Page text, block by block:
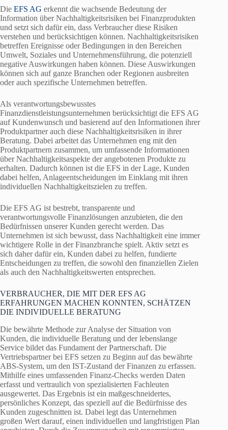
Die EFS AG erkennt die wachsende Bedeutung der
Information über Nachhaltigkeitsrisiken bei Finanzprodukten
und setzt sich dafür ein, dass Verbraucher diese Risiken
verstehen und berücksichtigen können. Nachhaltigkeitsrisiken
betreffen Ereignisse oder Bedingungen in den Bereichen
Umwelt, Soziales und Unternehmensführung, die potenziell
negative Auswirkungen haben können. Diese Auswirkungen
können sich auf ganze Branchen oder Regionen ausbreiten
oder auch spezifische Unternehmen betreffen.
Als verantwortungsbewusstes
Finanzdienstleistungsunternehmen berücksichtigt die EFS AG
auf Kundenwunsch und basierend auf den Informationen ihrer
Produktpartner auch diese Nachhaltigkeitsrisiken in ihrer
Beratung. Dabei arbeitet das Unternehmen eng mit den
Produktpartnern zusammen, um umfassende Informationen
über Nachhaltigkeitsaspekte der angebotenen Produkte zu
erhalten. Dadurch können ist die EFS in der Lage, Kunden
dabei helfen, Anlageentscheidungen im Einklang mit ihren
individuellen Nachhaltigkeitszielen zu treffen.
Die EFS AG ist bestrebt, transparente und
verantwortungsvolle Finanzlösungen anzubieten, die den
Bedürfnissen unserer Kunden gerecht werden. Das
Unternehmen ist sich bewusst, dass Nachhaltigkeit eine immer
wichtigere Rolle in der Finanzbranche spielt. Aktiv setzt es
sich daher dafür ein, Kunden dabei zu helfen, fundierte
Entscheidungen zu treffen, die sowohl den finanziellen Zielen
als auch den Nachhaltigkeitswerten entsprechen.
VERBRAUCHER, DIE MIT DER EFS AG
ERFAHRUNGEN MACHEN KONNTEN, SCHÄTZEN
DIE INDIVIDUELLE BERATUNG
Die bewährte Methode zur Analyse der Situation von
Kunden, die individuelle Beratung und der lebenslange
Service bildet das Fundament der Partnerschaft. Die
Vertriebspartner bei EFS setzen zu Beginn auf das bewährte
ABS-System, um den IST-Zustand der Finanzen zu erfassen.
Mithilfe eines umfassenden Finanz-Checks werden Daten
erfasst und vertraulich von spezialisierten Fachleuten
ausgewertet. Das Ergebnis ist ein maßgeschneidertes,
persönliches Konzept, das speziell auf die Bedürfnisse des
Kunden zugeschnitten ist. Dabei legt das Unternehmen
großen Wert darauf, einen individuellen und langfristigen Plan